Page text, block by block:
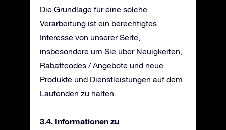
Die Grundlage für eine solche
Verarbeitung ist ein berechtigtes
Interesse von unserer Seite,
insbesondere um Sie über Neuigkeiten,
Rabattcodes / Angebote und neue
Produkte und Dienstleistungen auf dem
Laufenden zu halten.
3.4. Informationen zu